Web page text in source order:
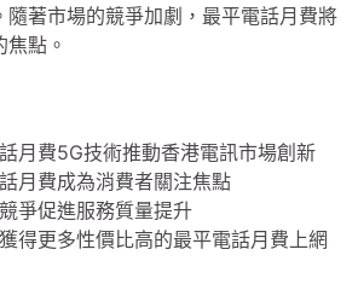
隨著市場的競爭加劇，最平電話月費將
點。
月費5G技術推動香港電訊市場創新
月費成為消費者關注焦點
爭促進服務質量提升
得更多性價比高的最平電話月費上網